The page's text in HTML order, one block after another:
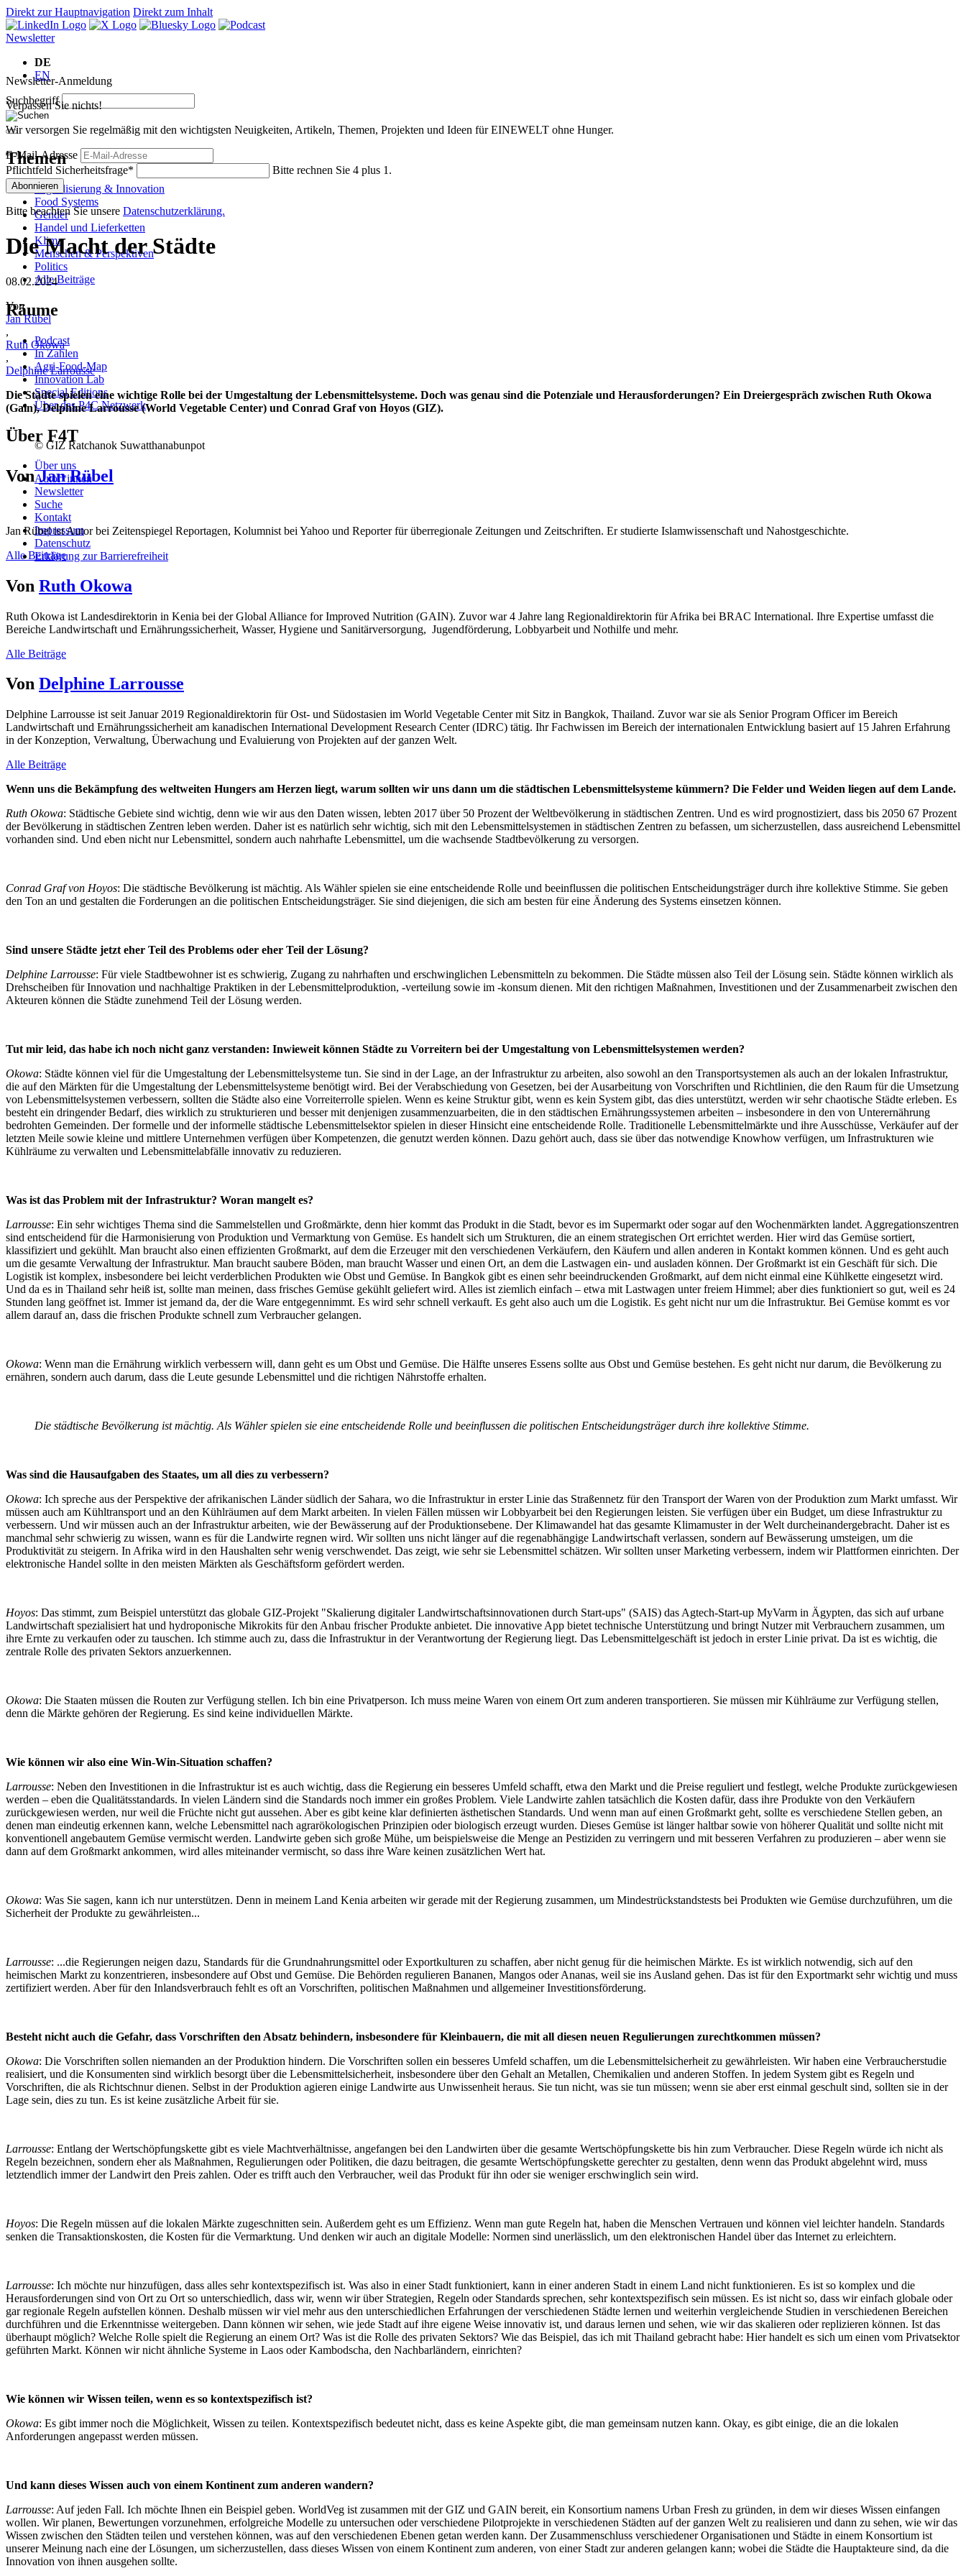
Direkt zur Hauptnavigation Direkt zum Inhalt
Newsletter
DE
EN
Suchbegriff
Themen
Digitalisierung & Innovation
Food Systems
Gender
Handel und Lieferketten
Klima
Menschen & Perspektiven
Politics
Alle Beiträge
Räume
Podcast
In Zahlen
Agri-Food-Map
Innovation Lab
Special Editions
Über das P4C Netzwerk
Über F4T
Über uns
Autor*innen
Newsletter
Suche
Kontakt
Impressum
Datenschutz
Erklärung zur Barrierefreiheit
Newsletter-Anmeldung
Verpassen Sie nichts!
Wir versorgen Sie regelmäßig mit den wichtigsten Neuigkeiten, Artikeln, Themen, Projekten und Ideen für EINEWELT ohne Hunger.
E-Mail-Adresse
Pflichtfeld Sicherheitsfrage* Bitte rechnen Sie 4 plus 1.
Abonnieren
Bitte beachten Sie unsere Datenschutzerklärung.
Die Macht der Städte
08.02.2024
Von
Jan Rübel
,
Ruth Okowa
,
Delphine Larrousse
Die Städte spielen eine wichtige Rolle bei der Umgestaltung der Lebensmittelsysteme. Doch was genau sind die Potenziale und Herausforderungen? Ein Dreiergespräch zwischen Ruth Okowa
(Gain), Delphine Larrousse (World Vegetable Center) und Conrad Graf von Hoyos (GIZ).
© GIZ Ratchanok Suwatthanabunpot
VonJan Rübel
Jan Rübel ist Autor bei Zeitenspiegel Reportagen, Kolumnist bei Yahoo und Reporter für überregionale Zeitungen und Zeitschriften. Er studierte Islamwissenschaft und Nahostgeschichte.
Alle Beiträge
Von Ruth Okowa
Ruth Okowa ist Landesdirektorin in Kenia bei der Global Alliance for Improved Nutrition (GAIN). Zuvor war 4 Jahre lang Regionaldirektorin für Afrika bei BRAC International. Ihre Expertise umfasst die
Bereiche Landwirtschaft und Ernährungssicherheit, Wasser, Hygiene und Sanitärversorgung, Jugendförderung, Lobbyarbeit und Nothilfe und mehr.
Alle Beiträge
Von Delphine Larrousse
Delphine Larrousse ist seit Januar 2019 Regionaldirektorin für Ost- und Südostasien im World Vegetable Center mit Sitz in Bangkok, Thailand. Zuvor war sie als Senior Program Officer im Bereich
Landwirtschaft und Ernährungssicherheit am kanadischen International Development Research Center (IDRC) tätig. Ihr Fachwissen im Bereich der internationalen Entwicklung basiert auf 15 Jahren Erfahrung
in der Konzeption, Verwaltung, Überwachung und Evaluierung von Projekten auf der ganzen Welt.
Alle Beiträge
Wenn uns die Bekämpfung des weltweiten Hungers am Herzen liegt, warum sollten wir uns dann um die städtischen Lebensmittelsysteme kümmern? Die Felder und Weiden liegen auf dem Lande.
Ruth Okowa: Städtische Gebiete sind wichtig, denn wie wir aus den Daten wissen, lebten 2017 über 50 Prozent der Weltbevölkerung in städtischen Zentren. Und es wird prognostiziert, dass bis 2050 67 Prozent
der Bevölkerung in städtischen Zentren leben werden. Daher ist es natürlich sehr wichtig, sich mit den Lebensmittelsystemen in städtischen Zentren zu befassen, um sicherzustellen, dass ausreichend Lebensmittel
vorhanden sind. Und eben nicht nur Lebensmittel, sondern auch nahrhafte Lebensmittel, um die wachsende Stadtbevölkerung zu versorgen.
Conrad Graf von Hoyos: Die städtische Bevölkerung ist mächtig. Als Wähler spielen sie eine entscheidende Rolle und beeinflussen die politischen Entscheidungsträger durch ihre kollektive Stimme. Sie geben
den Ton an und gestalten die Forderungen an die politischen Entscheidungsträger. Sie sind diejenigen, die sich am besten für eine Änderung des Systems einsetzen können.
Sind unsere Städte jetzt eher Teil des Problems oder eher Teil der Lösung?
Delphine Larrousse: Für viele Stadtbewohner ist es schwierig, Zugang zu nahrhaften und erschwinglichen Lebensmitteln zu bekommen. Die Städte müssen also Teil der Lösung sein. Städte können wirklich als
Drehscheiben für Innovation und nachhaltige Praktiken in der Lebensmittelproduktion, -verteilung sowie im -konsum dienen. Mit den richtigen Maßnahmen, Investitionen und der Zusammenarbeit zwischen den
Akteuren können die Städte zunehmend Teil der Lösung werden.
Tut mir leid, das habe ich noch nicht ganz verstanden: Inwieweit können Städte zu Vorreitern bei der Umgestaltung von Lebensmittelsystemen werden?
Okowa: Städte können viel für die Umgestaltung der Lebensmittelsysteme tun. Sie sind in der Lage, an der Infrastruktur zu arbeiten, also sowohl an den Transportsystemen als auch an der lokalen Infrastruktur,
die auf den Märkten für die Umgestaltung der Lebensmittelsysteme benötigt wird. Bei der Verabschiedung von Gesetzen, bei der Ausarbeitung von Vorschriften und Richtlinien, die den Raum für die Umsetzung
von Lebensmittelsystemen verbessern, sollten die Städte also eine Vorreiterrolle spielen. Wenn es keine Struktur gibt, wenn es kein System gibt, das dies unterstützt, werden wir sehr chaotische Städte erleben. Es
besteht ein dringender Bedarf, dies wirklich zu strukturieren und besser mit denjenigen zusammenzuarbeiten, die in den städtischen Ernährungssystemen arbeiten – insbesondere in den von Unterernährung
bedrohten Gemeinden. Der formelle und der informelle städtische Lebensmittelsektor spielen in dieser Hinsicht eine entscheidende Rolle. Traditionelle Lebensmittelmärkte und ihre Ausschüsse, Verkäufer auf der
letzten Meile sowie kleine und mittlere Unternehmen verfügen über Kompetenzen, die genutzt werden können. Dazu gehört auch, dass sie über das notwendige Knowhow verfügen, um Infrastrukturen wie
Kühlräume zu verwalten und Lebensmittelabfälle innovativ zu reduzieren.
Was ist das Problem mit der Infrastruktur? Woran mangelt es?
Larrousse: Ein sehr wichtiges Thema sind die Sammelstellen und Großmärkte, denn hier kommt das Produkt in die Stadt, bevor es im Supermarkt oder sogar auf den Wochenmärkten landet. Aggregationszentren
sind entscheidend für die Harmonisierung von Produktion und Vermarktung von Gemüse. Es handelt sich um Strukturen, die an einem strategischen Ort errichtet werden. Hier wird das Gemüse sortiert,
klassifiziert und gekühlt. Man braucht also einen effizienten Großmarkt, auf dem die Erzeuger mit den verschiedenen Verkäufern, den Käufern und allen anderen in Kontakt kommen können. Und es geht auch
um die gesamte Verwaltung der Infrastruktur. Man braucht saubere Böden, man braucht Wasser und einen Ort, an dem die Lastwagen ein- und ausladen können. Der Großmarkt ist ein Geschäft für sich. Die
Logistik ist komplex, insbesondere bei leicht verderblichen Produkten wie Obst und Gemüse. In Bangkok gibt es einen sehr beeindruckenden Großmarkt, auf dem nicht einmal eine Kühlkette eingesetzt wird.
Und da es in Thailand sehr heiß ist, sollte man meinen, dass frisches Gemüse gekühlt geliefert wird. Alles ist ziemlich einfach – etwa mit Lastwagen unter freiem Himmel; aber dies funktioniert so gut, weil es 24
Stunden lang geöffnet ist. Immer ist jemand da, der die Ware entgegennimmt. Es wird sehr schnell verkauft. Es geht also auch um die Logistik. Es geht nicht nur um die Infrastruktur. Bei Gemüse kommt es vor
allem darauf an, dass die frischen Produkte schnell zum Verbraucher gelangen.
Okowa: Wenn man die Ernährung wirklich verbessern will, dann geht es um Obst und Gemüse. Die Hälfte unseres Essens sollte aus Obst und Gemüse bestehen. Es geht nicht nur darum, die Bevölkerung zu
ernähren, sondern auch darum, dass die Leute gesunde Lebensmittel und die richtigen Nährstoffe erhalten.
Die städtische Bevölkerung ist mächtig. Als Wähler spielen sie eine entscheidende Rolle und beeinflussen die politischen Entscheidungsträger durch ihre kollektive Stimme.
Was sind die Hausaufgaben des Staates, um all dies zu verbessern?
Okowa: Ich spreche aus der Perspektive der afrikanischen Länder südlich der Sahara, wo die Infrastruktur in erster Linie das Straßennetz für den Transport der Waren von der Produktion zum Markt umfasst. Wir
müssen auch am Kühltransport und an den Kühlräumen auf dem Markt arbeiten. In vielen Fällen müssen wir Lobbyarbeit bei den Regierungen leisten. Sie verfügen über ein Budget, um diese Infrastruktur zu
verbessern. Und wir müssen auch an der Infrastruktur arbeiten, wie der Bewässerung auf der Produktionsebene. Der Klimawandel hat das gesamte Klimamuster in der Welt durcheinandergebracht. Daher ist es
manchmal sehr schwierig zu wissen, wann es für die Landwirte regnen wird. Wir sollten uns nicht länger auf die regenabhängige Landwirtschaft verlassen, sondern auf Bewässerung umsteigen, um die
Produktivität zu steigern. In Afrika wird in den Haushalten sehr wenig verschwendet. Das zeigt, wie sehr sie Lebensmittel schätzen. Wir sollten unser Marketing verbessern, indem wir Plattformen einrichten. Der
elektronische Handel sollte in den meisten Märkten als Geschäftsform gefördert werden.
Hoyos: Das stimmt, zum Beispiel unterstützt das globale GIZ-Projekt "Skalierung digitaler Landwirtschaftsinnovationen durch Start-ups" (SAIS) das Agtech-Start-up MyVarm in Ägypten, das sich auf urbane
Landwirtschaft spezialisiert hat und hydroponische Mikrokits für den Anbau frischer Produkte anbietet. Die innovative App bietet technische Unterstützung und bringt Nutzer mit Verbrauchern zusammen, um
ihre Ernte zu verkaufen oder zu tauschen. Ich stimme auch zu, dass die Infrastruktur in der Verantwortung der Regierung liegt. Das Lebensmittelgeschäft ist jedoch in erster Linie privat. Da ist es wichtig, die
zentrale Rolle des privaten Sektors anzuerkennen.
Okowa: Die Staaten müssen die Routen zur Verfügung stellen. Ich bin eine Privatperson. Ich muss meine Waren von einem Ort zum anderen transportieren. Sie müssen mir Kühlräume zur Verfügung stellen,
denn die Märkte gehören der Regierung. Es sind keine individuellen Märkte.
Wie können wir also eine Win-Win-Situation schaffen?
Larrousse: Neben den Investitionen in die Infrastruktur ist es auch wichtig, dass die Regierung ein besseres Umfeld schafft, etwa den Markt und die Preise reguliert und festlegt, welche Produkte zurückgewiesen
werden – eben die Qualitätsstandards. In vielen Ländern sind die Standards noch immer ein großes Problem. Viele Landwirte zahlen tatsächlich die Kosten dafür, dass ihre Produkte von den Verkäufern
zurückgewiesen werden, nur weil die Früchte nicht gut aussehen. Aber es gibt keine klar definierten ästhetischen Standards. Und wenn man auf einen Großmarkt geht, sollte es verschiedene Stellen geben, an
denen man eindeutig erkennen kann, welche Lebensmittel nach agrarökologischen Prinzipien oder biologisch erzeugt wurden. Dieses Gemüse ist länger haltbar sowie von höherer Qualität und sollte nicht mit
konventionell angebautem Gemüse vermischt werden. Landwirte geben sich große Mühe, um beispielsweise die Menge an Pestiziden zu verringern und mit besseren Verfahren zu produzieren – aber wenn sie
dann auf dem Großmarkt ankommen, wird alles miteinander vermischt, so dass ihre Ware keinen zusätzlichen Wert hat.
Okowa: Was Sie sagen, kann ich nur unterstützen. Denn in meinem Land Kenia arbeiten wir gerade mit der Regierung zusammen, um Mindestrückstandstests bei Produkten wie Gemüse durchzuführen, um die
Sicherheit der Produkte zu gewährleisten...
Larrousse: ...die Regierungen neigen dazu, Standards für die Grundnahrungsmittel oder Exportkulturen zu schaffen, aber nicht genug für die heimischen Märkte. Es ist wirklich notwendig, sich auf den
heimischen Markt zu konzentrieren, insbesondere auf Obst und Gemüse. Die Behörden regulieren Bananen, Mangos oder Ananas, weil sie ins Ausland gehen. Das ist für den Exportmarkt sehr wichtig und muss
zertifiziert werden. Aber für den Inlandsverbrauch fehlt es oft an Vorschriften, politischen Maßnahmen und allgemeiner Investitionsförderung.
Besteht nicht auch die Gefahr, dass Vorschriften den Absatz behindern, insbesondere für Kleinbauern, die mit all diesen neuen Regulierungen zurechtkommen müssen?
Okowa: Die Vorschriften sollen niemanden an der Produktion hindern. Die Vorschriften sollen ein besseres Umfeld schaffen, um die Lebensmittelsicherheit zu gewährleisten. Wir haben eine Verbraucherstudie
realisiert, und die Konsumenten sind wirklich besorgt über die Lebensmittelsicherheit, insbesondere über den Gehalt an Metallen, Chemikalien und anderen Stoffen. In jedem System gibt es Regeln und
Vorschriften, die als Richtschnur dienen. Selbst in der Produktion agieren einige Landwirte aus Unwissenheit heraus. Sie tun nicht, was sie tun müssen; wenn sie aber erst einmal geschult sind, sollten sie in der
Lage sein, dies zu tun. Es ist keine zusätzliche Arbeit für sie.
Larrousse: Entlang der Wertschöpfungskette gibt es viele Machtverhältnisse, angefangen bei den Landwirten über die gesamte Wertschöpfungskette bis hin zum Verbraucher. Diese Regeln würde ich nicht als
Regeln bezeichnen, sondern eher als Maßnahmen, Regulierungen oder Politiken, die dazu beitragen, die gesamte Wertschöpfungskette gerechter zu gestalten, denn wenn das Produkt abgelehnt wird, muss
letztendlich immer der Landwirt den Preis zahlen. Oder es trifft auch den Verbraucher, weil das Produkt für ihn oder sie weniger erschwinglich sein wird.
Hoyos: Die Regeln müssen auf die lokalen Märkte zugeschnitten sein. Außerdem geht es um Effizienz. Wenn man gute Regeln hat, haben die Menschen Vertrauen und können viel leichter handeln. Standards
senken die Transaktionskosten, die Kosten für die Vermarktung. Und denken wir auch an digitale Modelle: Normen sind unerlässlich, um den elektronischen Handel über das Internet zu erleichtern.
Larrousse: Ich möchte nur hinzufügen, dass alles sehr kontextspezifisch ist. Was also in einer Stadt funktioniert, kann in einer anderen Stadt in einem Land nicht funktionieren. Es ist so komplex und die
Herausforderungen sind von Ort zu Ort so unterschiedlich, dass wir, wenn wir über Strategien, Regeln oder Standards sprechen, sehr kontextspezifisch sein müssen. Es ist nicht so, dass wir einfach globale oder
gar regionale Regeln aufstellen können. Deshalb müssen wir viel mehr aus den unterschiedlichen Erfahrungen der verschiedenen Städte lernen und weiterhin vergleichende Studien in verschiedenen Bereichen
durchführen und die Erkenntnisse weitergeben. Dann können wir sehen, wie jede Stadt auf ihre eigene Weise innovativ ist, und daraus lernen und sehen, wie wir das skalieren oder replizieren können. Ist das
überhaupt möglich? Welche Rolle spielt die Regierung an einem Ort? Was ist die Rolle des privaten Sektors? Wie das Beispiel, das ich mit Thailand gebracht habe: Hier handelt es sich um einen vom Privatsektor
geführten Markt. Können wir nicht ähnliche Systeme in Laos oder Kambodscha, den Nachbarländern, einrichten?
Wie können wir Wissen teilen, wenn es so kontextspezifisch ist?
Okowa: Es gibt immer noch die Möglichkeit, Wissen zu teilen. Kontextspezifisch bedeutet nicht, dass es keine Aspekte gibt, die man gemeinsam nutzen kann. Okay, es gibt einige, die an die lokalen
Anforderungen angepasst werden müssen.
Und kann dieses Wissen auch von einem Kontinent zum anderen wandern?
Larrousse: Auf jeden Fall. Ich möchte Ihnen ein Beispiel geben. WorldVeg ist zusammen mit der GIZ und GAIN bereit, ein Konsortium namens Urban Fresh zu gründen, in dem wir dieses Wissen einfangen
wollen. Wir planen, Bewertungen vorzunehmen, erfolgreiche Modelle zu untersuchen oder verschiedene Pilotprojekte in verschiedenen Städten auf der ganzen Welt zu realisieren und dann zu sehen, wie wir das
Wissen zwischen den Städten teilen und verstehen können, was auf den verschiedenen Ebenen getan werden kann. Der Zusammenschluss verschiedener Organisationen und Städte in einem Konsortium ist
unserer Meinung nach eine der Lösungen, um sicherzustellen, dass dieses Wissen von einem Kontinent zum anderen, von einer Stadt zur anderen gelangen kann; wobei die Städte die Hauptakteure sind, da die
Innovation von ihnen ausgehen sollte.